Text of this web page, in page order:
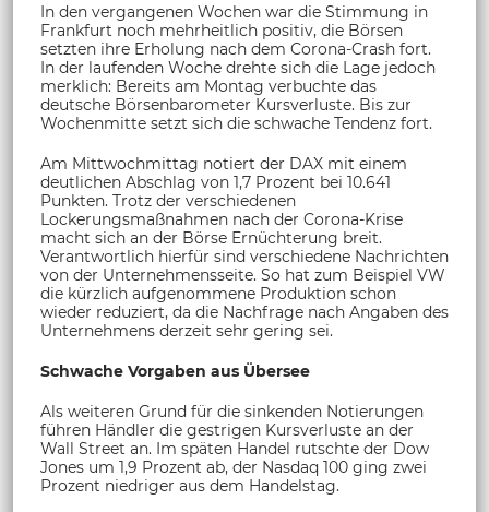
In den vergangenen Wochen war die Stimmung in
Frankfurt noch mehrheitlich positiv, die Börsen
setzten ihre Erholung nach dem Corona-Crash fort.
In der laufenden Woche drehte sich die Lage jedoch
merklich: Bereits am Montag verbuchte das
deutsche Börsenbarometer Kursverluste. Bis zur
Wochenmitte setzt sich die schwache Tendenz fort.
Am Mittwochmittag notiert der DAX mit einem
deutlichen Abschlag von 1,7 Prozent bei 10.641
Punkten. Trotz der verschiedenen
Lockerungsmaßnahmen nach der Corona-Krise
macht sich an der Börse Ernüchterung breit.
Verantwortlich hierfür sind verschiedene Nachrichten
von der Unternehmensseite. So hat zum Beispiel VW
die kürzlich aufgenommene Produktion schon
wieder reduziert, da die Nachfrage nach Angaben des
Unternehmens derzeit sehr gering sei.
Schwache Vorgaben aus Übersee
Als weiteren Grund für die sinkenden Notierungen
führen Händler die gestrigen Kursverluste an der
Wall Street an. Im späten Handel rutschte der Dow
Jones um 1,9 Prozent ab, der Nasdaq 100 ging zwei
Prozent niedriger aus dem Handelstag.